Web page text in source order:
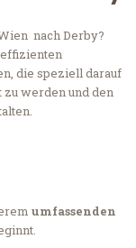
nach Derby?
die speziell darauf
werden und den
umfassenden